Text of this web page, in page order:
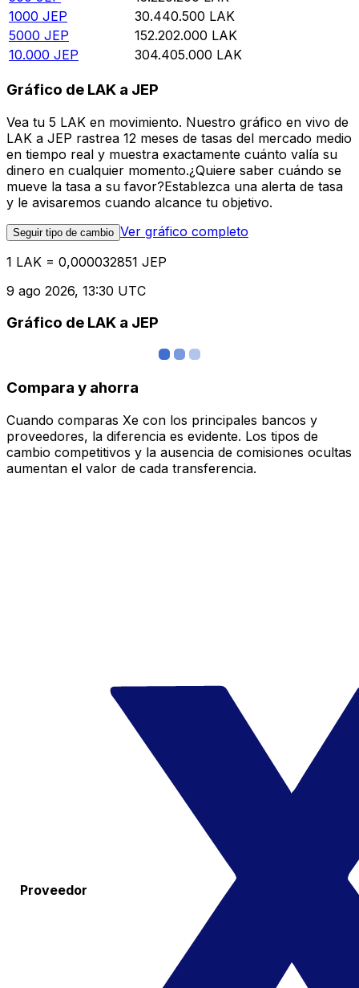
1000 JEP 30.440.500 LAK
5000 JEP 152.202.000 LAK
10.000 JEP 304.405.000 LAK
Gráfico de LAK a JEP
Vea tu 5 LAK en movimiento. Nuestro gráfico en vivo de
LAK a JEP rastrea 12 meses de tasas del mercado medio
en tiempo real y muestra exactamente cuánto valía su
dinero en cualquier momento.¿Quiere saber cuándo se
mueve la tasa a su favor?Establezca una alerta de tasa
y le avisaremos cuando alcance tu objetivo.
Seguir tipo de cambio Ver gráfico completo
1 LAK = 0,000032851 JEP
9 ago 2026, 13:30 UTC
Gráfico de LAK a JEP
Compara y ahorra
Cuando comparas Xe con los principales bancos y
proveedores, la diferencia es evidente. Los tipos de
cambio competitivos y la ausencia de comisiones ocultas
aumentan el valor de cada transferencia.
Proveedor